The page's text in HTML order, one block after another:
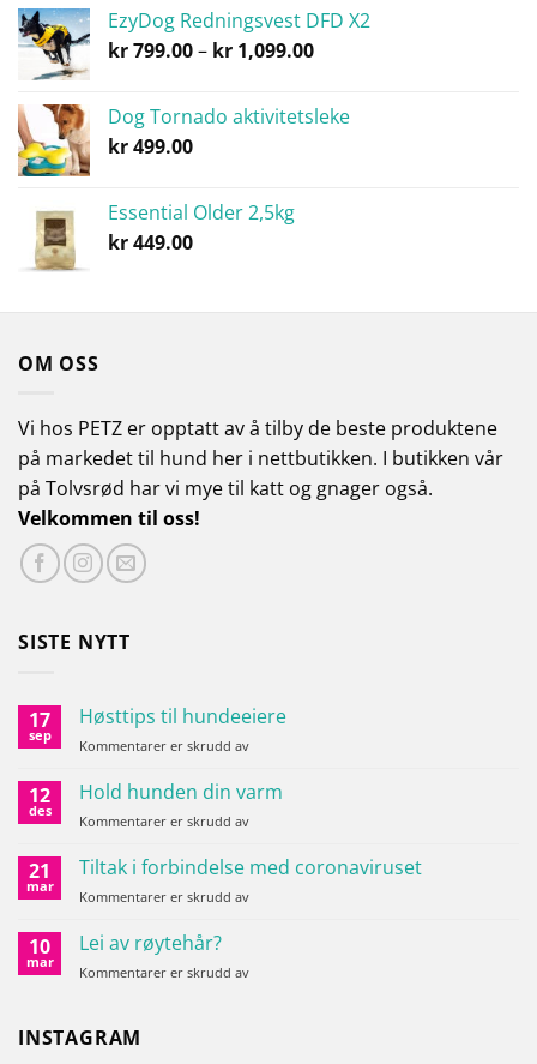
til
kr 799.00
EzyDog Redningsvest DFD X2
kr799.00– kr 1,099.00Prisområde:
kr 1,099.00
Dog Tornado aktivitetsleke
kr499.00
Essential Older 2,5kg
kr449.00
OM OSS
Vi hos PETZ er opptatt av å tilby de beste produktene
på markedet til hund her i nettbutikken. I butikken vår
på Tolvsrød har vi mye til katt og gnager også.
Velkommen til oss!
SISTE NYTT
17
sep
Høsttips til hundeeiere
Kommentarer er skrudd avfor
til
12
des
Hold hunden din varm
Kommentarer er skrudd avfor
hunden
varm
21
mar
Tiltak i forbindelse med coronaviruset
Kommentarer er skrudd avfor
med
10
mar
Lei av røytehår?
Kommentarer er skrudd avfor
INSTAGRAM